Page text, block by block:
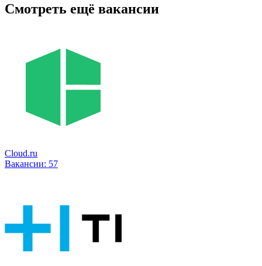
Смотреть ещё вакансии
Cloud.ru
Вакансии: 57